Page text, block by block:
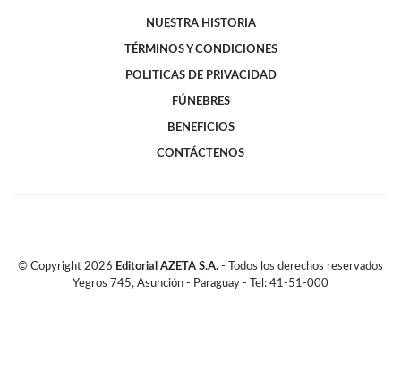
NUESTRA HISTORIA
TÉRMINOS Y CONDICIONES
POLITICAS DE PRIVACIDAD
FÚNEBRES
BENEFICIOS
CONTÁCTENOS
© Copyright 2026 Editorial AZETA S.A. - Todos los derechos reservados
Yegros 745, Asunción - Paraguay - Tel: 41-51-000